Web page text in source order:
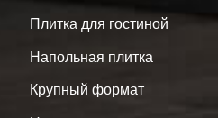
Плитка для гостиной
Напольная плитка
Крупный формат